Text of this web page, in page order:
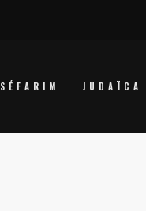
SÉFARIM JUDAÏCA